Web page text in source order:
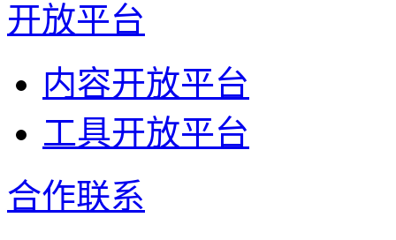
开放平台
内容开放平台
工具开放平台
合作联系